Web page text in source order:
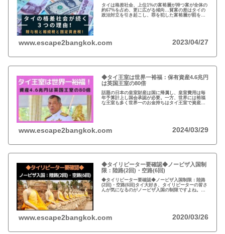
タイは格差社会、上位1%の富裕層が持つ富が全体の
約67%を占め、更に広がる傾向…貧富の差はタイの
政治対立を引き起こし、罪を犯した富裕層が罰を免
www.escape2bangkok.com 2023/04/27
◆タイ王室は世界一裕福：保有資産4.6兆円
は英国王室の80倍
話題の日本の皇室財産は国に帰属し、皇室費用は毎
年予算計上し国会承認が必要。一方、世界には裕福
な王室も多く世界一のお金持ちはタイ王室で資産は
www.escape2bangkok.com 2024/03/29
◆タイリピーター要確認◆ノービザ入国制
限：陸路(2回)・空路(6回)
◆タイリピーター要確認◆ノービザ入国制限：陸路
(2回)・空路(6回)タイ大好き、タイリピーターの皆さ
んが気になるのがノービザ入国の制限ですよね。近
www.escape2bangkok.com 2020/03/26